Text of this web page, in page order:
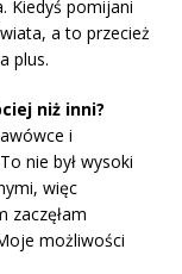
Kiedyś pomijani
a to przecież
plus.
niż inni?
i
nie był wysoki
więc
zaczęłam
możliwości